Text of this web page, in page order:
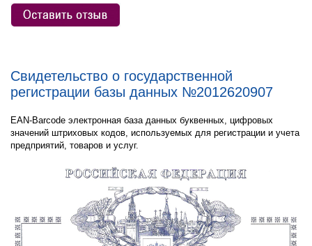
Свидетельство о государственной
регистрации базы данных №2012620907
EAN-Barcode электронная база данных буквенных, цифровых
значений штриховых кодов, используемых для регистрации и учета
предприятий, товаров и услуг.